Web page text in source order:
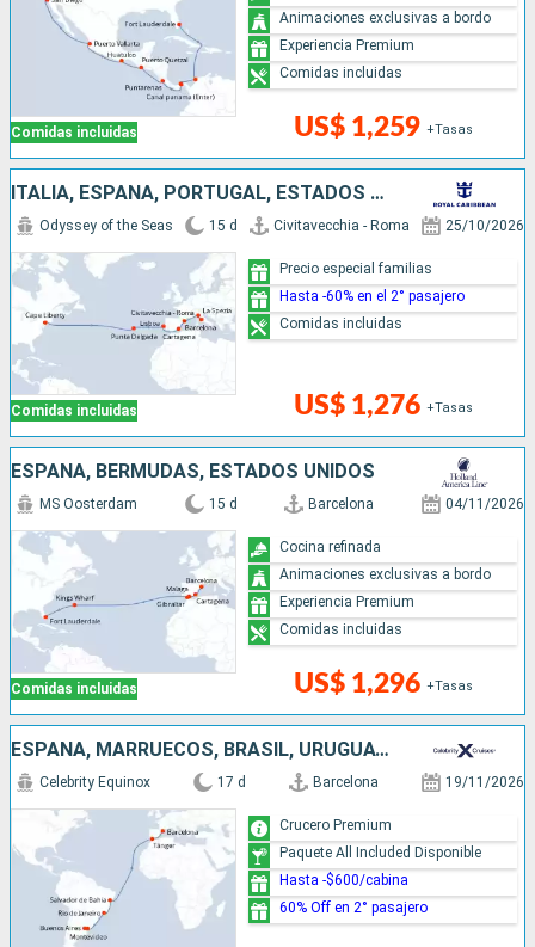
Comidas incluidas US$ 1,259 +Tasas
Animaciones exclusivas a bordo
Experiencia Premium
Comidas incluidas
ITALIA, ESPAÑA, PORTUGAL, ESTADOS UNIDOS
Comidas incluidas
Odyssey of the Seas 15 d Civitavecchia - Roma 25/10/2026
US$ 1,276 +Tasas
Precio especial familias
Hasta -60% en el 2° pasajero
Comidas incluidas
ESPAÑA, BERMUDAS, ESTADOS UNIDOS
Comidas incluidas
MS Oosterdam 15 d Barcelona 04/11/2026
US$ 1,296 +Tasas
Cocina refinada
Animaciones exclusivas a bordo
Experiencia Premium
Comidas incluidas
ESPAÑA, MARRUECOS, BRASIL, URUGUAY, ARGENTINA
Celebrity Equinox 17 d Barcelona 19/11/2026
Crucero Premium
Paquete All Included Disponible
Hasta -$600/cabina
60% Off en 2° pasajero